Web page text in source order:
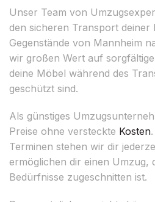
Unser Team von
den sicheren Transport deiner
Gegenstände von Mannheim
wir großen Wert auf
deine Möbel während des
geschützt sind.
Als günstiges
Preise ohne versteckte Kosten
Terminen stehen wir dir
ermöglichen dir einen Umzug,
Bedürfnisse zugeschnitten ist.